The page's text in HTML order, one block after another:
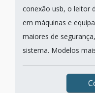
conexão usb, o leitor
em máquinas e
maiores de
sistema. Modelos